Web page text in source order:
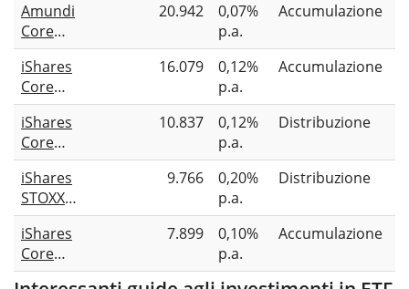
Amundi
Core
Stoxx
Europe
600
UCITS
ETF Acc
20.942
0,07%
p.a.
Accumulazione
iShares
Core
MSCI
Europe
UCITS
ETF EUR
(Acc)
16.079
0,12%
p.a.
Accumulazione
iShares
Core
MSCI
Europe
UCITS
ETF EUR
(Dist)
10.837
0,12%
p.a.
Distribuzione
iShares
STOXX
Europe
600
UCITS
ETF (DE)
9.766
0,20%
p.a.
Distribuzione
iShares
Core
EURO
7.899
0,10%
p.a.
Accumulazione